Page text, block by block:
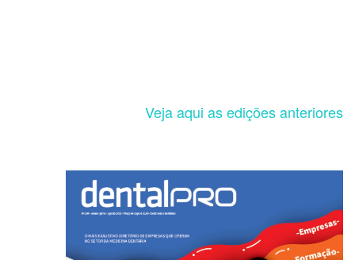
Veja aqui as edições anteriores